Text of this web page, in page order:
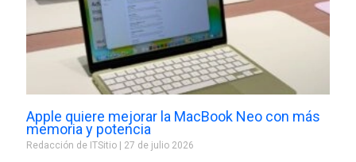
Apple quiere mejorar la MacBook Neo con más
memoria y potencia
Redacción de ITSitio 27 de julio 2026